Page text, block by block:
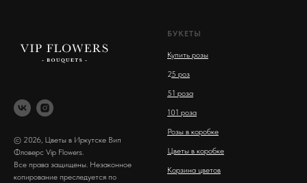
© 2026, Цветы в Иркутске Вип
Фловерс Vip Flowers.
Все права защищены. Незаконное
копирование преследуется по
БУКЕТЫ
Купить розы
25 роз
51 роза
101 роза
Розы в коробке
Цветы в коробке
Корзина цветов